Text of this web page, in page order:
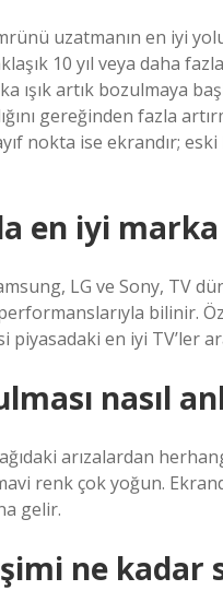
uzatmanın en iyi
10 yıl veya daha
ışık artık bozulmaya
gereğinden fazla
nokta ise ekrandır;
en iyi
LG ve Sony, TV
bilinir.
piyasadaki en iyi TV’ler
nasıl
arızalardan
renk çok yoğun.
gelir.
ne kadar